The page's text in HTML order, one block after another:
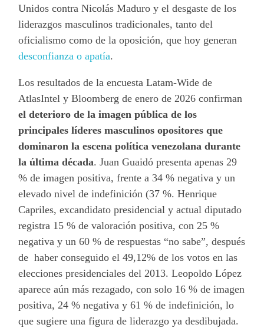
Unidos contra Nicolás Maduro y el desgaste de los
liderazgos masculinos tradicionales, tanto del
oficialismo como de la oposición, que hoy generan
desconfianza o apatía.
Los resultados de la encuesta Latam-Wide de
AtlasIntel y Bloomberg de enero de 2026 confirman
el deterioro de la imagen pública de los
principales líderes masculinos opositores que
dominaron la escena política venezolana durante
la última década. Juan Guaidó presenta apenas 29
% de imagen positiva, frente a 34 % negativa y un
elevado nivel de indefinición (37 %. Henrique
Capriles, excandidato presidencial y actual diputado
registra 15 % de valoración positiva, con 25 %
negativa y un 60 % de respuestas “no sabe”, después
de haber conseguido el 49,12% de los votos en las
elecciones presidenciales del 2013. Leopoldo López
aparece aún más rezagado, con solo 16 % de imagen
positiva, 24 % negativa y 61 % de indefinición, lo
que sugiere una figura de liderazgo ya desdibujada.